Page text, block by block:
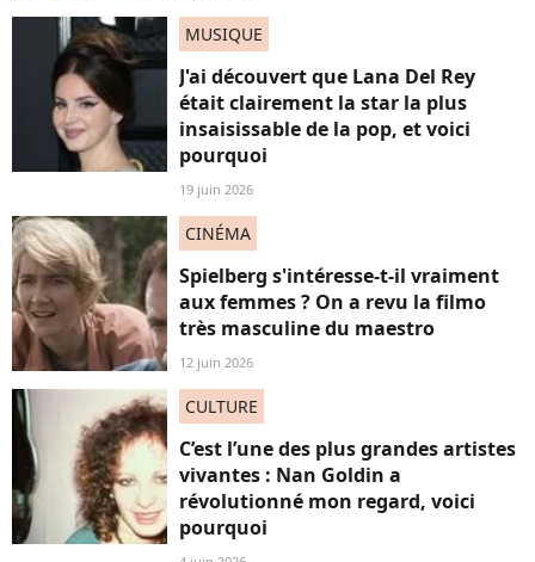
MUSIQUE
J'ai découvert que Lana Del Rey
était clairement la star la plus
insaisissable de la pop, et voici
pourquoi
19 juin 2026
CINÉMA
Spielberg s'intéresse-t-il vraiment
aux femmes ? On a revu la filmo
très masculine du maestro
12 juin 2026
CULTURE
C’est l’une des plus grandes artistes
vivantes : Nan Goldin a
révolutionné mon regard, voici
pourquoi